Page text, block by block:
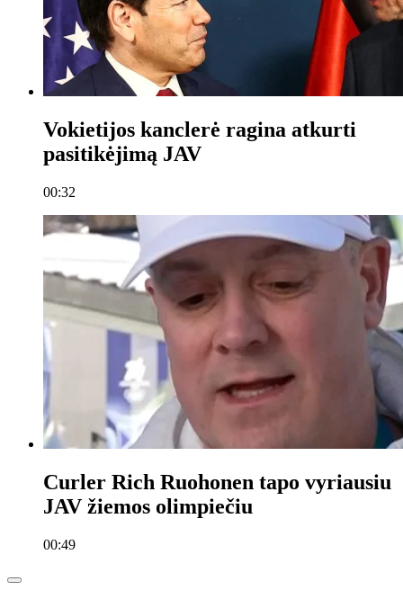
Vokietijos kanclerė ragina atkurti
pasitikėjimą JAV
00:32
Curler Rich Ruohonen tapo vyriausiu
JAV žiemos olimpiečiu
00:49